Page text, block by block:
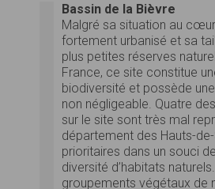
Bassin de la Bièvre
Malgré sa situation au
fortement urbanisé et sa
plus petites réserves
France, ce site constitue
biodiversité et possède
non négligeable. Quatre
sur le site sont très mal
département des Hauts-
prioritaires dans un souci
diversité d’habitats
groupements végétaux de